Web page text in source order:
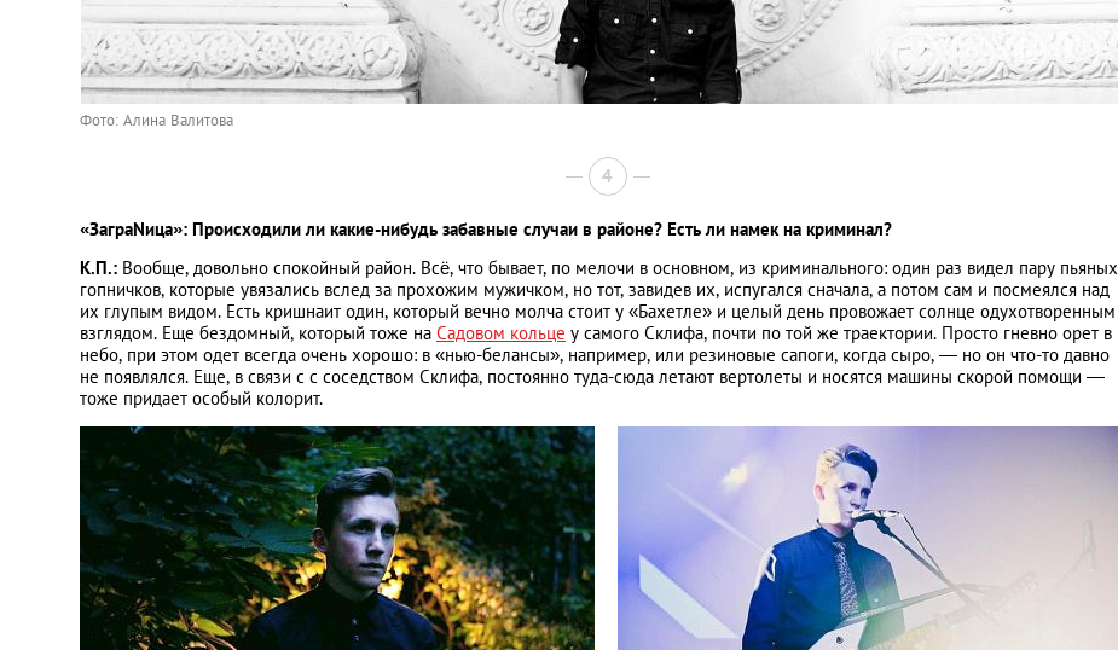
Фото: Алина Валитова
4
«ЗаграNица»: Происходили ли какие-нибудь забавные случаи в районе? Есть ли намек на криминал?
К.П.: Вообще, довольно спокойный район. Всё, что бывает, по мелочи в основном, из криминального: один раз видел пару пьяных
гопничков, которые увязались вслед за прохожим мужичком, но тот, завидев их, испугался сначала, а потом сам и посмеялся над
их глупым видом. Есть кришнаит один, который вечно молча стоит у «Бахетле» и целый день провожает солнце одухотворенным
взглядом. Еще бездомный, который тоже на Садовом кольце у самого Склифа, почти по той же траектории. Просто гневно орет в
небо, при этом одет всегда очень хорошо: в «нью-белансы», например, или резиновые сапоги, когда сыро, — но он что-то давно
не появлялся. Еще, в связи с с соседством Склифа, постоянно туда-сюда летают вертолеты и носятся машины скорой помощи —
тоже придает особый колорит.